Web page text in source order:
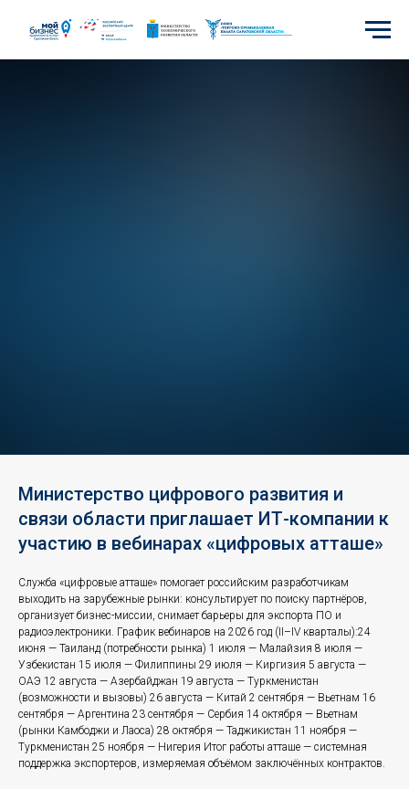
Министерство цифрового развития и
связи области приглашает ИТ-компании к
участию в вебинарах «цифровых атташе»
Служба «цифровые атташе» помогает российским разработчикам
выходить на зарубежные рынки: консультирует по поиску партнёров,
организует бизнес-миссии, снимает барьеры для экспорта ПО и
радиоэлектроники. График вебинаров на 2026 год (II–IV кварталы):24
июня — Таиланд (потребности рынка) 1 июля — Малайзия 8 июля —
Узбекистан 15 июля — Филиппины 29 июля — Киргизия 5 августа —
ОАЭ 12 августа — Азербайджан 19 августа — Туркменистан
(возможности и вызовы) 26 августа — Китай 2 сентября — Вьетнам 16
сентября — Аргентина 23 сентября — Сербия 14 октября — Вьетнам
(рынки Камбоджи и Лаоса) 28 октября — Таджикистан 11 ноября —
Туркменистан 25 ноября — Нигерия Итог работы атташе — системная
поддержка экспортеров, измеряемая объёмом заключённых контрактов.